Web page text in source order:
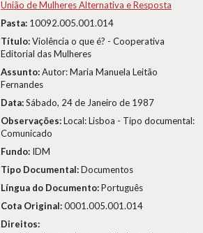
União de Mulheres Alternativa e Resposta
Pasta: 10092.005.001.014
Título:Violência o que é? - Cooperativa
Editorial das Mulheres
Assunto:Autor: Maria Manuela Leitão
Fernandes
Data:Sábado, 24 de Janeiro de 1987
Observações:Local: Lisboa - Tipo documental:
Comunicado
Fundo: IDM
Tipo Documental:Documentos
Língua do Documento:Português
Cota Original:0001.005.001.014
Direitos: